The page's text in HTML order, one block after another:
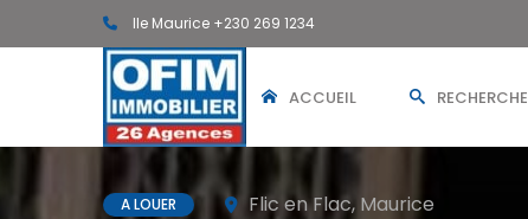
Ile Maurice +230 269 1234
ACCUEIL RECHERCHE
A LOUER Flic en Flac, Maurice